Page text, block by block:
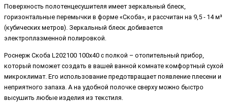
Поверхность полотенцесушителя имеет зеркальный блеск,
горизонтальные перемычки в форме «Скоба», и рассчитан на 9,5 - 14 м³
(кубических метров). Зеркальный блеск добивается
электроплазменной полировкой.
Роснерж Скоба L202100 100x40 с полкой – отопительный прибор,
который поможет создать в вашей ванной комнате комфортный сухой
микроклимат. Его использование предотвращает появление плесени и
неприятного запаха. А на удобной полочке сверху можно быстро
высушить любые изделия из текстиля.